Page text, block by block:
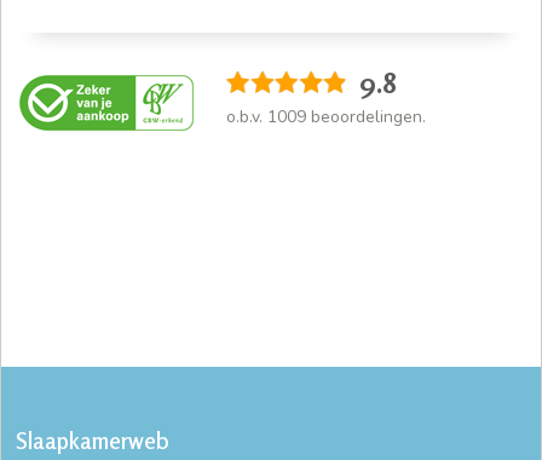
9.8
o.b.v. 1009 beoordelingen.
Slaapkamerweb